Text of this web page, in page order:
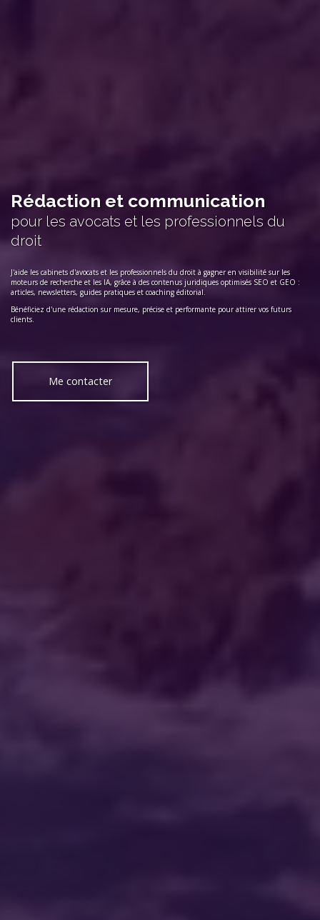
Rédaction et communication
pour les avocats et les professionnels du
droit
J'aide les cabinets d'avocats et les professionnels du droit à gagner en visibilité sur les
moteurs de recherche et les IA, grâce à des contenus juridiques optimisés SEO et GEO :
articles, newsletters, guides pratiques et coaching éditorial.
Bénéficiez d'une rédaction sur mesure, précise et performante pour attirer vos futurs
clients.
Me contacter